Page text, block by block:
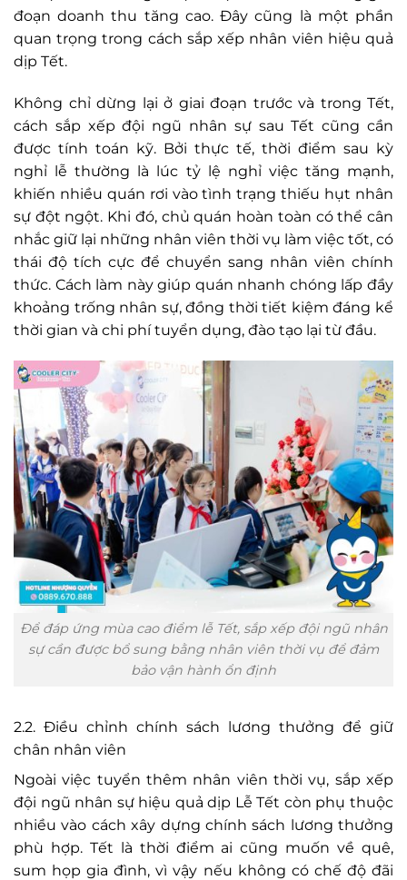
đoạn doanh thu tăng cao. Đây cũng là một phần
quan trọng trong cách sắp xếp nhân viên hiệu quả
dịp Tết.
Không chỉ dừng lại ở giai đoạn trước và trong Tết,
cách sắp xếp đội ngũ nhân sự sau Tết cũng cần
được tính toán kỹ. Bởi thực tế, thời điểm sau kỳ
nghỉ lễ thường là lúc tỷ lệ nghỉ việc tăng mạnh,
khiến nhiều quán rơi vào tình trạng thiếu hụt nhân
sự đột ngột. Khi đó, chủ quán hoàn toàn có thể cân
nhắc giữ lại những nhân viên thời vụ làm việc tốt, có
thái độ tích cực để chuyển sang nhân viên chính
thức. Cách làm này giúp quán nhanh chóng lấp đầy
khoảng trống nhân sự, đồng thời tiết kiệm đáng kể
thời gian và chi phí tuyển dụng, đào tạo lại từ đầu.
Để đáp ứng mùa cao điểm lễ Tết, sắp xếp đội ngũ nhân
sự cần được bổ sung bằng nhân viên thời vụ để đảm
bảo vận hành ổn định
2.2. Điều chỉnh chính sách lương thưởng để giữ
chân nhân viên
Ngoài việc tuyển thêm nhân viên thời vụ, sắp xếp
đội ngũ nhân sự hiệu quả dịp Lễ Tết còn phụ thuộc
nhiều vào cách xây dựng chính sách lương thưởng
phù hợp. Tết là thời điểm ai cũng muốn về quê,
sum họp gia đình, vì vậy nếu không có chế độ đãi